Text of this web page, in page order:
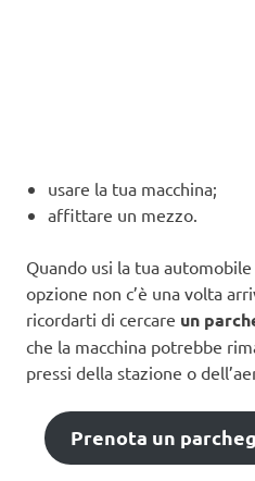
usare la tua macchina;
affittare un mezzo.
Quando usi la tua
opzione non c’è una volta
ricordarti di cercare un
che la macchina potrebbe
pressi della stazione o
Prenota un